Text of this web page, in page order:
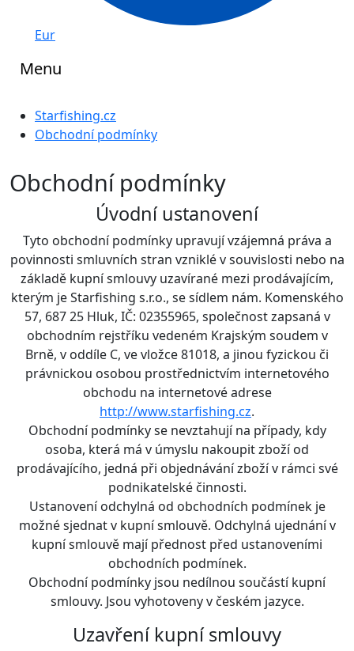
Eur
Menu
Starfishing.cz
Obchodní podmínky
Obchodní podmínky
Úvodní ustanovení
Tyto obchodní podmínky upravují vzájemná práva a
povinnosti smluvních stran vzniklé v souvislosti nebo na
základě kupní smlouvy uzavírané mezi prodávajícím,
kterým je Starfishing s.r.o., se sídlem nám. Komenského
57, 687 25 Hluk, IČ: 02355965, společnost zapsaná v
obchodním rejstříku vedeném Krajským soudem v
Brně, v oddíle C, ve vložce 81018, a jinou fyzickou či
právnickou osobou prostřednictvím internetového
obchodu na internetové adrese
http://www.starfishing.cz.
Obchodní podmínky se nevztahují na případy, kdy
osoba, která má v úmyslu nakoupit zboží od
prodávajícího, jedná při objednávání zboží v rámci své
podnikatelské činnosti.
Ustanovení odchylná od obchodních podmínek je
možné sjednat v kupní smlouvě. Odchylná ujednání v
kupní smlouvě mají přednost před ustanoveními
obchodních podmínek.
Obchodní podmínky jsou nedílnou součástí kupní
smlouvy. Jsou vyhotoveny v českém jazyce.
Uzavření kupní smlouvy